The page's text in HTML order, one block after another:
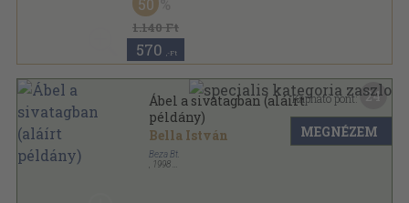
1.140 Ft
50
570 ,-Ft
Ábel a sivatagban (aláírt
példány)
Bella István
Beza Bt.
1998
Kapható pont: 24
MEGNÉZEM